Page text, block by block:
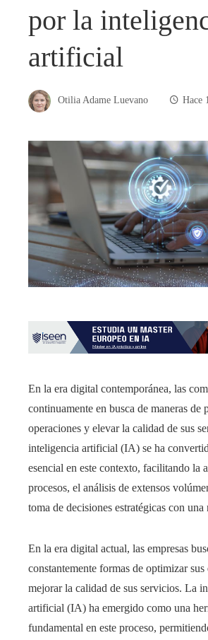
por la
artificial
Otilia Adame Luevano Hace
En la era digital contemporánea, las
continuamente en busca de maneras de
operaciones y elevar la calidad de sus
inteligencia artificial (IA) se ha
esencial en este contexto, facilitando la
procesos, el análisis de extensos
toma de decisiones estratégicas con
​En la era digital actual, las empresas
constantemente formas de optimizar
mejorar la calidad de sus servicios. La
artificial (IA) ha emergido como una
fundamental en este proceso,